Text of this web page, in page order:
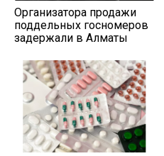
Организатора продажи
поддельных госномеров
задержали в Алматы